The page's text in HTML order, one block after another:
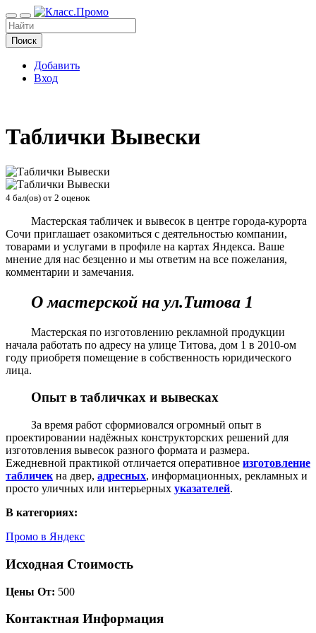
Поиск
Добавить
Вход
Таблички Вывески
4 бал(ов) от 2 оценок
Мастерская табличек и вывесок в центре города-курорта
Сочи приглашает озакомиться с деятельностью компании,
товарами и услугами в профиле на картах Яндекса. Ваше
мнение для нас безценно и мы ответим на все пожелания,
комментарии и замечания.
О мастерской на ул.Титова 1
Мастерская по изготовлению рекламной продукции
начала работать по адресу на улице Титова, дом 1 в 2010-ом
году приобретя помещение в собственность юридического
лица.
Опыт в табличках и вывесках
За время работ сформиовался огромный опыт в
проектировании надёжных конструкторских решений для
изготовления вывесок разного формата и размера.
Ежедневной практикой отличается оперативное изготовление
табличек на двер, адресных, информационных, рекламных и
просто уличных или интерьерных указателей.
В категориях:
Промо в Яндекс
Исходная Стоимость
Цены От: 500
Контактная Информация